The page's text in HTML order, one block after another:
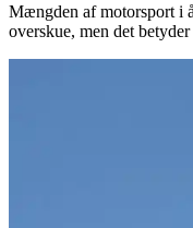
Mængden af motorsport i
overskue, men det